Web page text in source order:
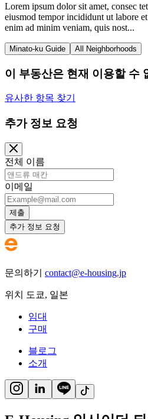
Lorem ipsum dolor sit amet, consec
eiusmod tempor incididunt ut labore
enim ad minim veniam, quis nost...
Minato-ku Guide All Neighborhoods
이 부동산은 현재 이용할 수
유사한 항목 찾기
추가 정보 요청
전체 이름
이메일
제출
추가 정보 요청
문의하기 contact@e-housing.jp
위치 도쿄, 일본
임대
구매
블로그
소개